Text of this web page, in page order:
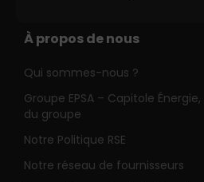
À propos de nous
Qui sommes-nous ?
Groupe EPSA – Capitole
du groupe
Notre Politique RSE
Notre réseau de fournisseurs